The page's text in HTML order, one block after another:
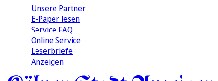
Unsere Partner
E-Paper lesen
Service FAQ
Online Service
Leserbriefe
Anzeigen